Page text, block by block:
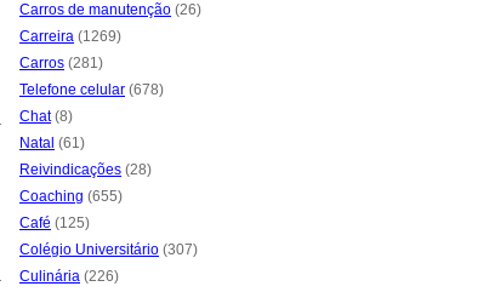
Carros de manutenção (26)
Carreira (1269)
Carros (281)
Telefone celular (678)
Chat(8)
Natal (61)
Reivindicações (28)
Coaching (655)
Café (125)
Colégio Universitário (307)
Culinária (226)